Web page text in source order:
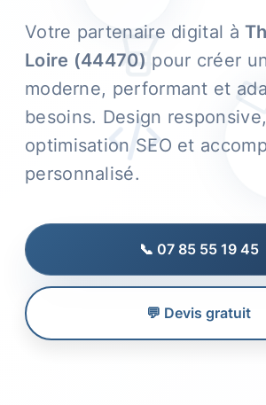
Votre partenaire digital à
Loire (44470) pour créer
moderne, performant et
besoins. Design responsive,
optimisation SEO et
personnalisé.
📞 07 85 55 19 45
💬 Devis gratuit